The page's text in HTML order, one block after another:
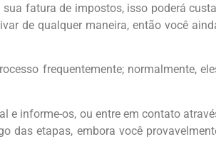
fatura de impostos, isso poderá
de qualquer maneira, então você
frequentemente; normalmente,
e informe-os, ou entre em contato
das etapas, embora você